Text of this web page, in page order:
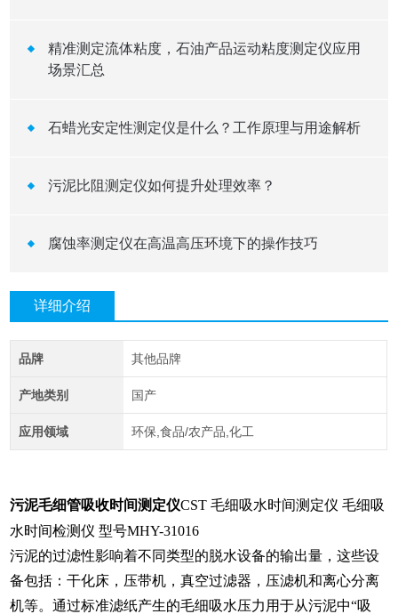
精准测定流体粘度，石油产品运动粘度测定仪应用
场景汇总
石蜡光安定性测定仪是什么？工作原理与用途解析
污泥比阻测定仪如何提升处理效率？
腐蚀率测定仪在高温高压环境下的操作技巧
详细介绍
品牌 其他品牌
产地类别 国产
应用领域 环保,食品/农产品,化工
污泥毛细管吸收时间测定仪CST 毛细吸水时间测定仪 毛细吸
水时间检测仪型号MHY-31016
污泥的过滤性影响着不同类型的脱水设备的输出量，这些设
备包括：干化床，压带机，真空过滤器，压滤机和离心分离
机等。通过标准滤纸产生的毛细吸水压力用于从污泥中“吸